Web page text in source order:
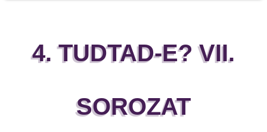
4. TUDTAD-E? VII.
SOROZAT